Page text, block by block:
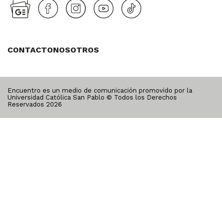
CONTACTONOSOTROS
Encuentro es un medio de comunicación promovido por la
Universidad Católica San Pablo © Todos los Derechos
Reservados 2026